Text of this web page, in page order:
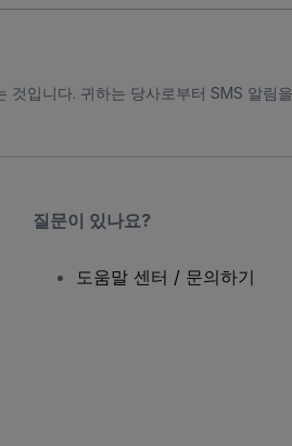
것입니다. 귀하는 당사로부터 SMS 알림
질문이 있나요?
도움말 센터 / 문의하기